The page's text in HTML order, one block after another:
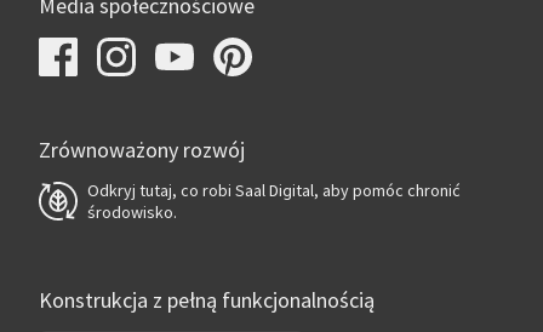
Media społecznościowe
Zrównoważony rozwój
Odkryj tutaj, co robi Saal Digital, aby pomóc chronić
środowisko.
Konstrukcja z pełną funkcjonalnością